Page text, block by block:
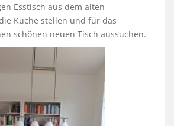
Esstisch aus dem alten
Küche stellen und für das
schönen neuen Tisch aussuchen.